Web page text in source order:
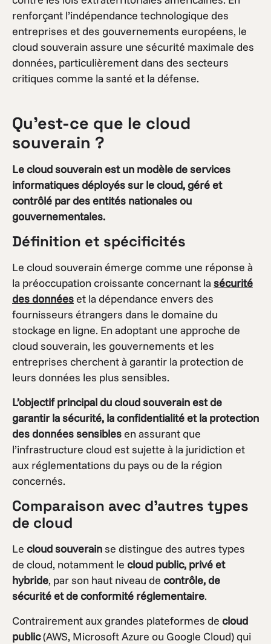
renforçant l’indépendance technologique des
entreprises et des gouvernements européens, le
cloud souverain assure une sécurité maximale des
données, particulièrement dans des secteurs
critiques comme la santé et la défense.
Qu’est-ce que le cloud
souverain ?
Le cloud souverain est un modèle de services
informatiques déployés sur le cloud, géré et
contrôlé par des entités nationales ou
gouvernementales.
Définition et spécificités
Le cloud souverain émerge comme une réponse à
la préoccupation croissante concernant la sécurité
des donnéeset la dépendance envers des
fournisseurs étrangers dans le domaine du
stockage en ligne. En adoptant une approche de
cloud souverain, les gouvernements et les
entreprises cherchent à garantir la protection de
leurs données les plus sensibles.
L’objectif principal du cloud souverain est de
garantir la sécurité, la confidentialité et la protection
des données sensiblesen assurant que
l’infrastructure cloud est sujette à la juridiction et
aux réglementations du pays ou de la région
concernés.
Comparaison avec d’autres types
de cloud
Le cloud souverainse distingue des autres types
de cloud, notamment le cloud public, privé et
hybride, par son haut niveau de contrôle, de
sécurité et de conformité réglementaire.
Contrairement aux grandes plateformes de cloud
public(AWS, Microsoft Azure ou Google Cloud) qui